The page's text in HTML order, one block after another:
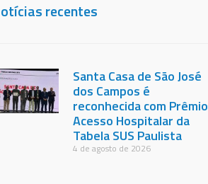
recentes
Santa Casa de São José
dos Campos é
reconhecida com Prêmio
Acesso Hospitalar da
Tabela SUS Paulista
4 de agosto de 2026